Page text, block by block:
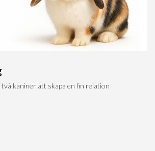
två kaniner att skapa en fin relation